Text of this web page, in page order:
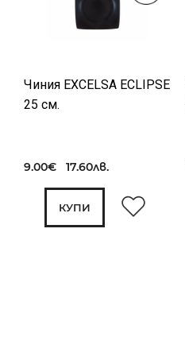
Чиния EXCELSA ECLIPSE
25 см.
9.00€ 17.60лв.
КУПИ